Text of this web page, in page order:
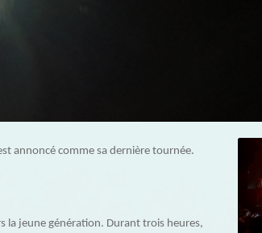
annoncé comme sa dernière tournée.
la jeune génération. Durant trois heures,